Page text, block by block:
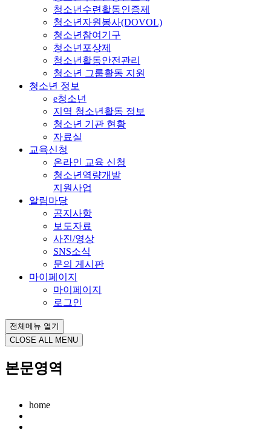
청소년수련활동인증제
청소년자원봉사(DOVOL)
청소년참여기구
청소년포상제
청소년활동안전관리
청소년 그룹활동 지원
청소년 정보
e청소년
지역 청소년활동 정보
청소년 기관 현황
자료실
교육신청
온라인 교육 신청
청소년역량개발
지원사업
알림마당
공지사항
보도자료
사진/영상
SNS소식
문의 게시판
마이페이지
마이페이지
로그인
전체메뉴 열기
CLOSE ALL MENU
본문영역
home